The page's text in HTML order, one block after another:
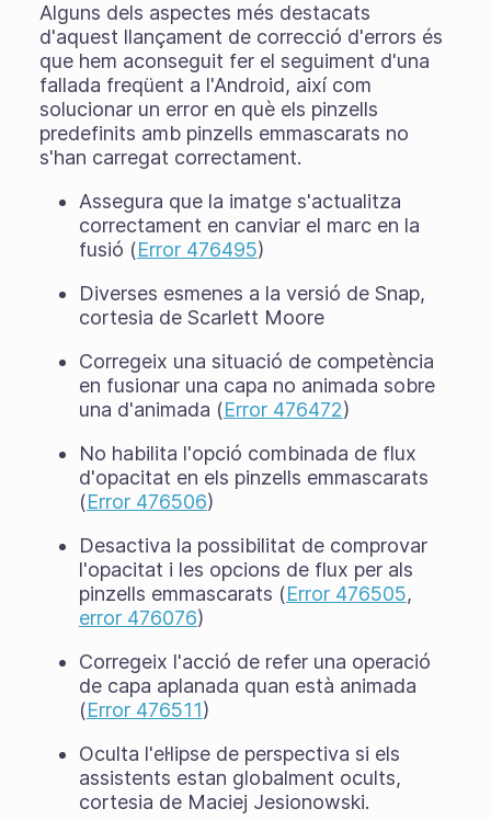
Alguns dels aspectes més destacats
d'aquest llançament de correcció d'errors és
que hem aconseguit fer el seguiment d'una
fallada freqüent a l'Android, així com
solucionar un error en què els pinzells
predefinits amb pinzells emmascarats no
s'han carregat correctament.
Assegura que la imatge s'actualitza
correctament en canviar el marc en la
fusió (Error 476495)
Diverses esmenes a la versió de Snap,
cortesia de Scarlett Moore
Corregeix una situació de competència
en fusionar una capa no animada sobre
una d'animada (Error 476472)
No habilita l'opció combinada de flux
d'opacitat en els pinzells emmascarats
(Error 476506)
Desactiva la possibilitat de comprovar
l'opacitat i les opcions de flux per als
pinzells emmascarats (Error 476505,
error 476076)
Corregeix l'acció de refer una operació
de capa aplanada quan està animada
(Error 476511)
Oculta l'el·lipse de perspectiva si els
assistents estan globalment ocults,
cortesia de Maciej Jesionowski.